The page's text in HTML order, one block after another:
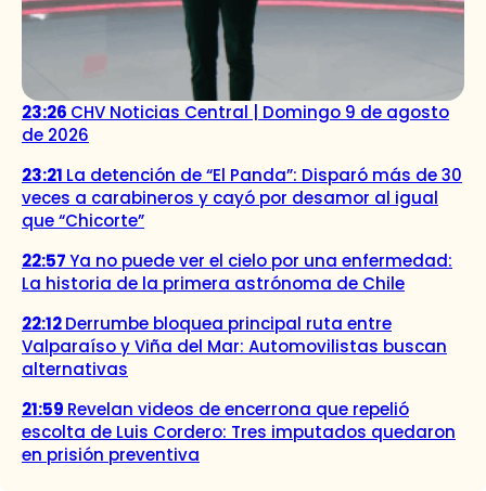
23:26 CHV Noticias Central | Domingo 9 de agosto
de 2026
23:21 La detención de “El Panda”: Disparó más de 30
veces a carabineros y cayó por desamor al igual
que “Chicorte”
22:57Ya no puede ver el cielo por una enfermedad:
La historia de la primera astrónoma de Chile
22:12Derrumbe bloquea principal ruta entre
Valparaíso y Viña del Mar: Automovilistas buscan
alternativas
21:59 Revelan videos de encerrona que repelió
escolta de Luis Cordero: Tres imputados quedaron
en prisión preventiva